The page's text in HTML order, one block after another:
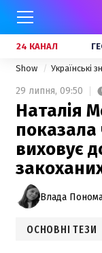
24 КАНАЛ
Show Українські
29 липня, 09:50
Наталія
показала
виховує
Влада
ОСНОВНІ ТЕЗИ